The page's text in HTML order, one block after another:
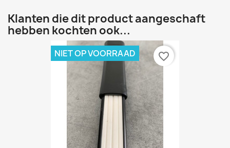
Klanten die dit product aangeschaft
hebben kochten ook...
NIET OP VOORRAAD favorite_border